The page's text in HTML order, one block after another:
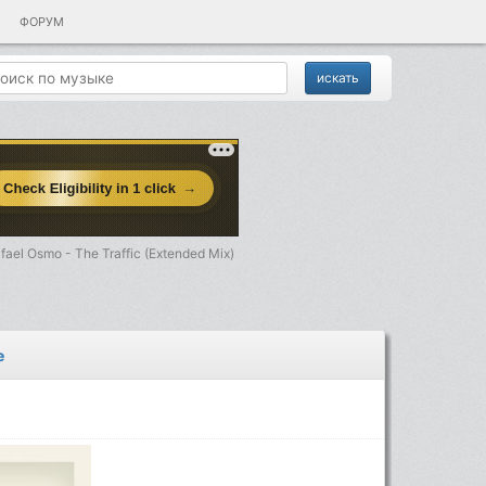
ФОРУМ
Osmo - The Traffic (Extended Mix)